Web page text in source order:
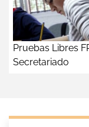
Pruebas Libres
Secretariado